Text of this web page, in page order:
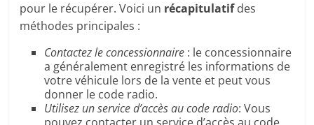
pour le récupérer. Voici un récapitulatifdes
méthodes principales :
Contactez le concessionnaire : le concessionnaire
a généralement enregistré les informations de
votre véhicule lors de la vente et peut vous
donner le code radio.
Utilisez un service d’accès au code radio: Vous